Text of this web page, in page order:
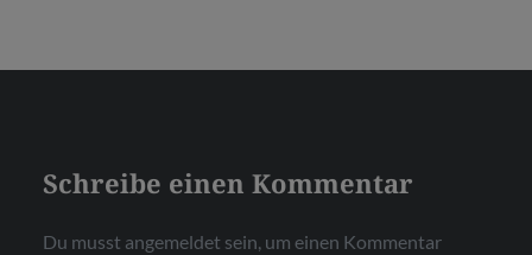
Schreibe einen Kommentar
Du musst angemeldet sein, um einen Kommentar